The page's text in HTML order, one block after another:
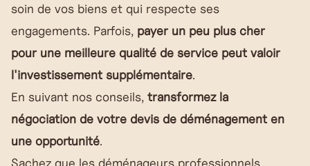
soin de vos biens et qui respecte ses
engagements. Parfois, payer un peu plus cher
pour une meilleure qualité de service peut valoir
l'investissement supplémentaire.
En suivant nos conseils, transformez la
négociation de votre devis de déménagement en
une opportunité.